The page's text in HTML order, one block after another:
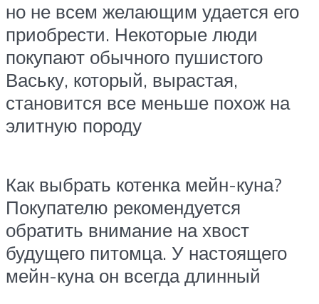
но не всем желающим удается его
приобрести. Некоторые люди
покупают обычного пушистого
Ваську, который, вырастая,
становится все меньше похож на
элитную породу
Как выбрать котенка мейн-куна?
Покупателю рекомендуется
обратить внимание на хвост
будущего питомца. У настоящего
мейн-куна он всегда длинный